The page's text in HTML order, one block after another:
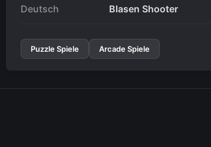
Deutsch Blasen Shooter
Puzzle Spiele Arcade Spiele